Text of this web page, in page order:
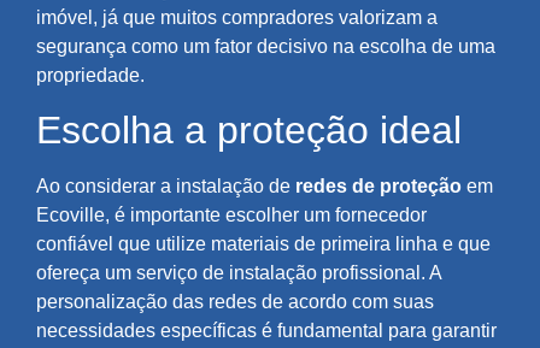
imóvel, já que muitos compradores valorizam a
segurança como um fator decisivo na escolha de uma
propriedade.
Escolha a proteção ideal
Ao considerar a instalação de redes de proteção em
Ecoville, é importante escolher um fornecedor
confiável que utilize materiais de primeira linha e que
ofereça um serviço de instalação profissional. A
personalização das redes de acordo com suas
necessidades específicas é fundamental para garantir